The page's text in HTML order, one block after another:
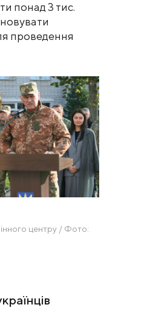
понад 3 тис.
проведення
центру / Фото: